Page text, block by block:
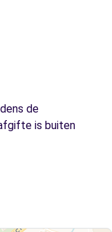
de
is buiten